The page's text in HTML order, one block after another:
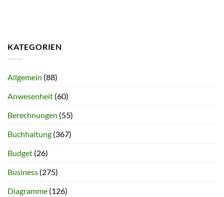
KATEGORIEN
Allgemein (88)
Anwesenheit (60)
Berechnungen (55)
Buchhaltung (367)
Budget (26)
Business (275)
Diagramme (126)